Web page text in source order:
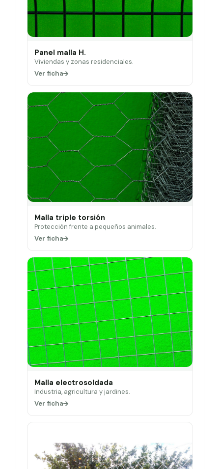
Panel malla H.
Viviendas y zonas residenciales.
Ver ficha
Malla triple torsión
Protección frente a pequeños animales.
Ver ficha
Malla electrosoldada
Industria, agricultura y jardines.
Ver ficha